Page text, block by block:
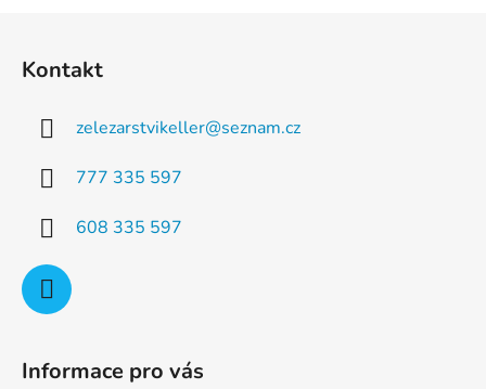
v
Kontakt
zelezarstvikeller@seznam.cz
777 335 597
608 335 597
Informace pro vás